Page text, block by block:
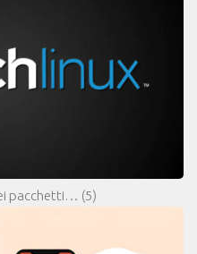
pacchetti… (5)